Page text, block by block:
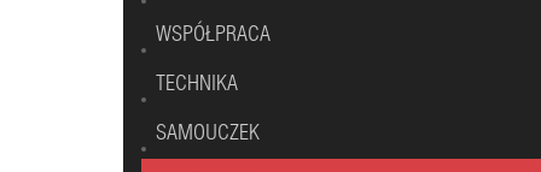
WSPÓŁPRACA
TECHNIKA
SAMOUCZEK